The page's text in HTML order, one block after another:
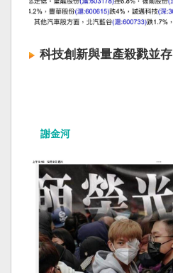
科技創新與量產殺戮並存
謝金河